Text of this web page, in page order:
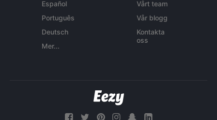
Español
Português
Deutsch
Mer...
Vårt team
Vår blogg
Kontakta
oss